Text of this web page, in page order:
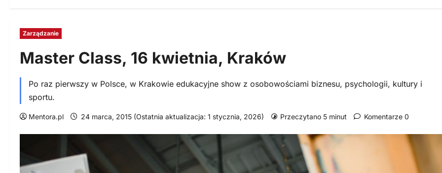
Zarządzanie
Master Class, 16 kwietnia, Kraków
Po raz pierwszy w Polsce, w Krakowie edukacyjne show z osobowościami biznesu, psychologii, kultury i
sportu.
Mentora.pl 24 marca, 2015 (Ostatnia aktualizacja: 1 stycznia, 2026) Przeczytano 5 minut Komentarze 0